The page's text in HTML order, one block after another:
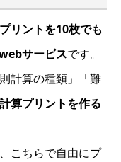
リントを10枚でも
サービスです。
計算の種類」「難
算プリントを作る
こちらで自由にプ